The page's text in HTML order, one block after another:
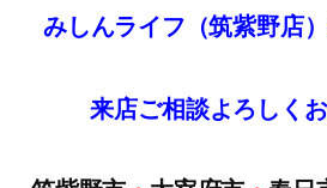
みしんライフ（筑紫野店
来店ご相談よろしく